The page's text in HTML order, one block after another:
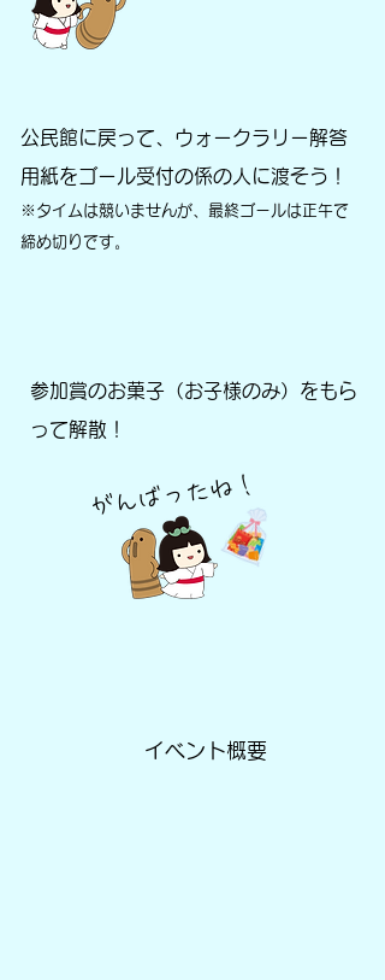
公民館に戻って、ウォークラリー解答
用紙をゴール受付の係の人に渡そう！
※タイムは競いませんが、最終ゴールは正午で
締め切りです。
参加賞のお菓子（お子様のみ）をもら
って解散！
がんばったね！
イベント概要